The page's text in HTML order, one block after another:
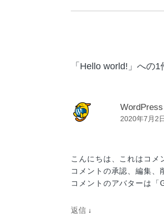
「 Hello world! 」への
2020年7月2
こんにちは、これはコメ
コメントの承認、編集、
コメントのアバターは「
返信 ↓